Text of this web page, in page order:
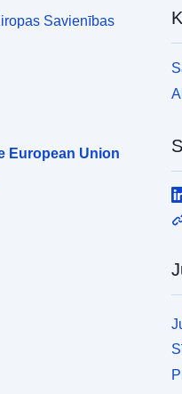
Savienības
European Union